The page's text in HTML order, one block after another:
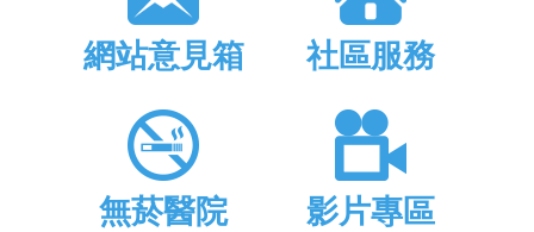
網站意見箱 社區服務
無菸醫院 影片專區